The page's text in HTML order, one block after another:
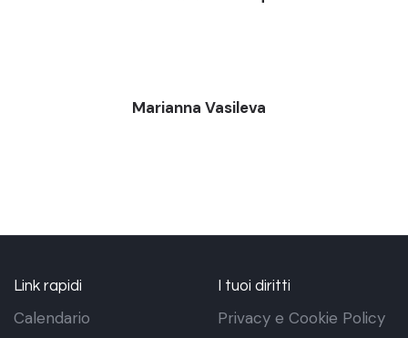
Marianna Vasileva
Link rapidi
Calendario
I tuoi diritti
Privacy e Cookie Policy